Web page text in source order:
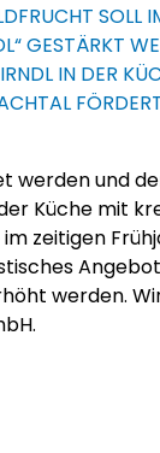
SOLL
GESTÄRKT
IN DER
werden und
Küche mit
zeitigen
werden.